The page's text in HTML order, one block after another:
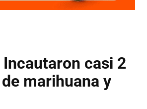
casi 2
marihuana y